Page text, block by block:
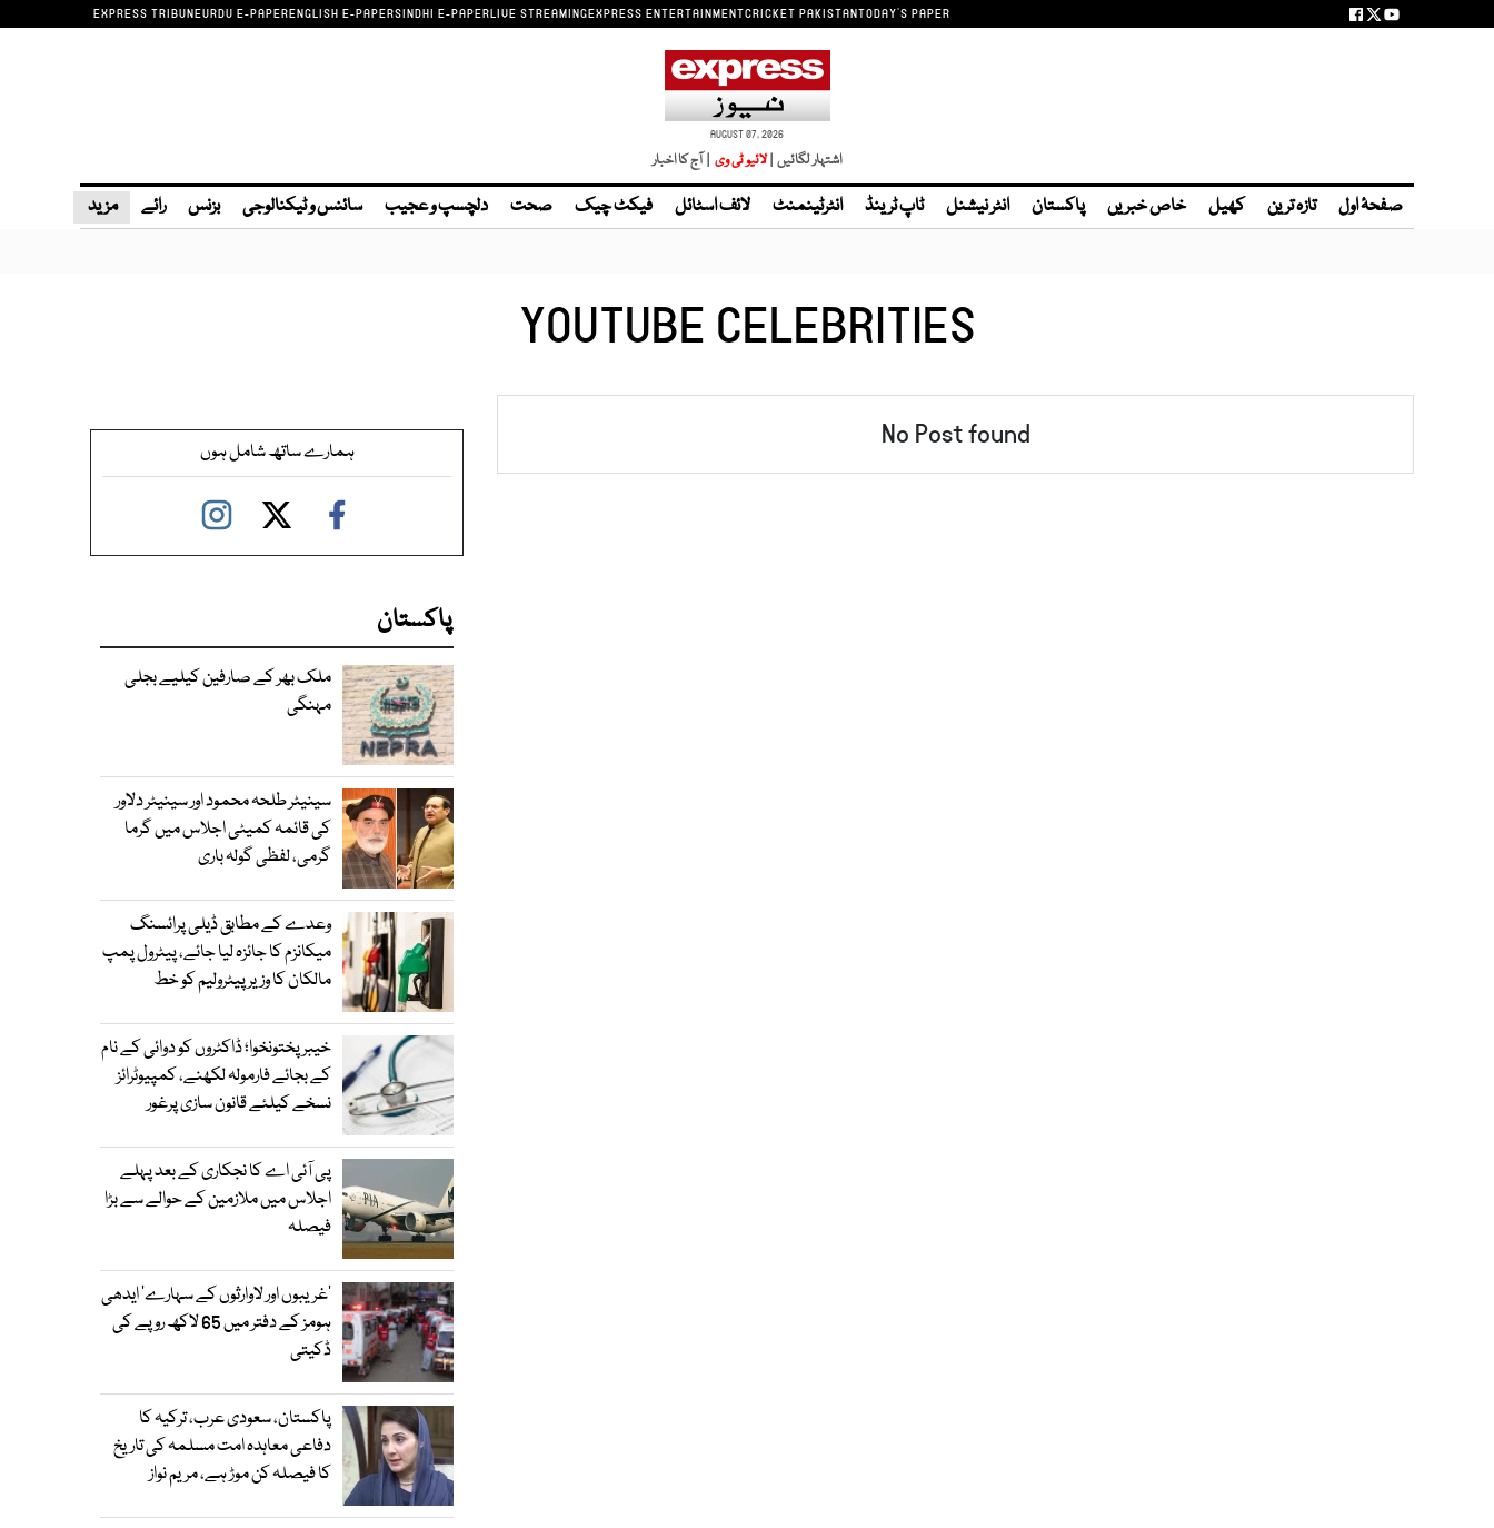
EXPRESS TRIBUNEURDU E-PAPERENGLISH E-PAPERSINDHI E-PAPERLIVE STREAMINGEXPRESS ENTERTAINMENTCRICKET PAKISTANTODAY'S PAPER
AUGUST 07, 2026
اشتہار لگائیں |لائیو ٹی وی | آج کا اخبار
صفحۂ اول تازہ ترین کھیل خاص خبریں پاکستان انٹر نیشنل ٹاپ ٹرینڈ انٹرٹینمنٹ لائف اسٹائل فیکٹ چیک صحت دلچسپ و عجیب سائنس و ٹیکنالوجی بزنس رائے مزید
YOUTUBE CELEBRITIES
No Post found ہمارے ساتھ شامل ہوں
پاکستان
ملک بھر کے صارفین کیلیے بجلی
مہنگی
سینیٹر طلحہ محمود اور سینیٹر دلاور
کی قائمہ کمیٹی اجلاس میں گرما
گرمی، لفظی گولہ باری
وعدے کے مطابق ڈیلی پرائسنگ
میکانزم کا جائزہ لیا جائے، پیٹرول پمپ
مالکان کا وزیرپیٹرولیم کو خط
خیبرپختونخوا؛ ڈاکٹروں کو دوائی کے نام
کے بجائے فارمولہ لکھنے، کمپیوٹرائز
نسخے کیلئے قانون سازی پرغور
پی آئی اے کا نجکاری کے بعد پہلے
اجلاس میں ملازمین کے حوالے سے بڑا
فیصلہ
’غریبوں اور لاوارثوں کے سہارے‘ ایدھی
ہومز کے دفتر میں 65 لاکھ روپے کی
ڈکیتی
پاکستان، سعودی عرب، ترکیہ کا
دفاعی معاہدہ امت مسلمہ کی تاریخ
کا فیصلہ کن موڑ ہے، مریم نواز